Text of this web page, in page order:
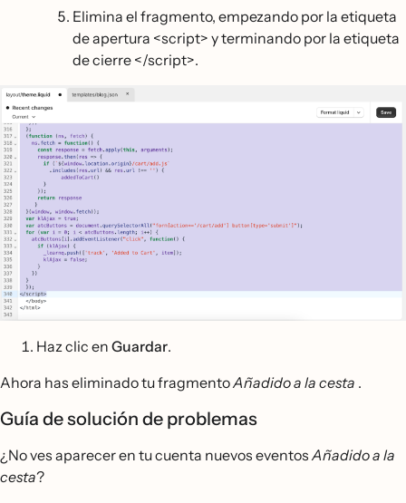
Elimina el fragmento, empezando por la etiqueta
de apertura <script> y terminando por la etiqueta
de cierre </script>.
Haz clic en Guardar.
Ahora has eliminado tu fragmentoAñadido a la cesta .
Guía de solución de problemas
¿No ves aparecer en tu cuenta nuevos eventosAñadido a la
cesta?